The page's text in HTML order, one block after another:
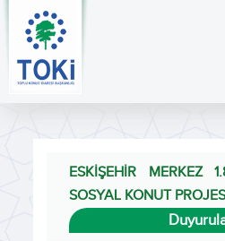
ESKİŞEHİR
SOSYAL KONUT